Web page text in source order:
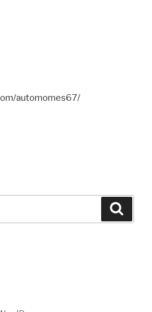
automomes67/